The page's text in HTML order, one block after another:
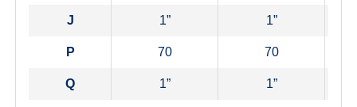
J 1” 1”
P 70 70
Q 1” 1”